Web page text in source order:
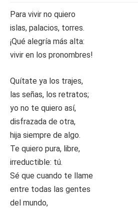
Para vivir no quiero
islas, palacios, torres.
¡Qué alegría más alta:
vivir en los pronombres!
Quítate ya los trajes,
las señas, los retratos;
yo no te quiero así,
disfrazada de otra,
hija siempre de algo.
Te quiero pura, libre,
irreductible: tú.
Sé que cuando te llame
entre todas las gentes
del mundo,